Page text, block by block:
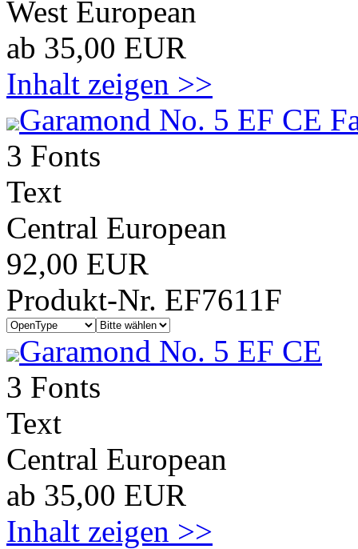
West European
ab 35,00 EUR
Inhalt zeigen >>
Garamond No. 5 EF CE
3 Fonts
Text
Central European
92,00 EUR
Produkt-Nr. EF7611F
Garamond No. 5 EF CE
3 Fonts
Text
Central European
ab 35,00 EUR
Inhalt zeigen >>